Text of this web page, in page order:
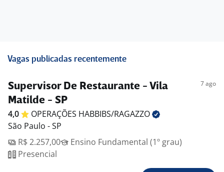
Vagas publicadas recentemente
Supervisor De Restaurante - Vila
Matilde - SP
7 ago
4,0 OPERAÇÕES HABBIBS/RAGAZZO
São Paulo - SP
R$ 2.257,00
Ensino Fundamental (1º grau)
Presencial